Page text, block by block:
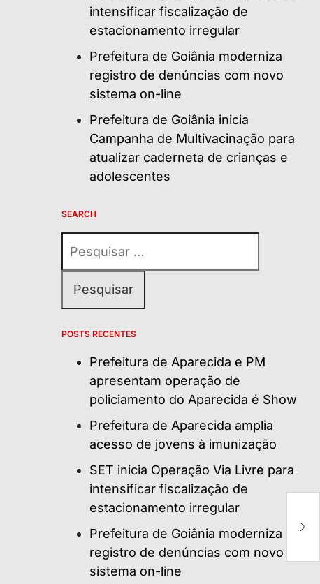
intensificar fiscalização de
estacionamento irregular
Prefeitura de Goiânia moderniza
registro de denúncias com novo
sistema on-line
Prefeitura de Goiânia inicia
Campanha de Multivacinação para
atualizar caderneta de crianças e
adolescentes
SEARCH
por:
POSTS RECENTES
Prefeitura de Aparecida e PM
apresentam operação de
policiamento do Aparecida é Show
Prefeitura de Aparecida amplia
acesso de jovens à imunização
SET inicia Operação Via Livre para
intensificar fiscalização de
estacionamento irregular
Prefeitura de Goiânia moderniza
registro de denúncias com novo
sistema on-line